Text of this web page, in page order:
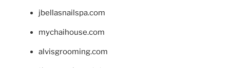
jbellasnailspa.com
mychaihouse.com
alvisgrooming.com